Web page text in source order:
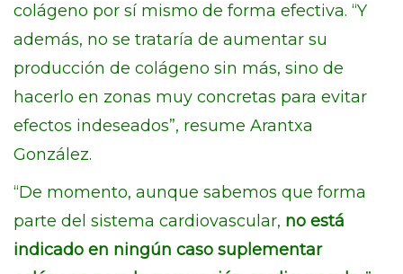
colágeno por sí mismo de forma efectiva. “Y
además, no se trataría de aumentar su
producción de colágeno sin más, sino de
hacerlo en zonas muy concretas para evitar
efectos indeseados”, resume Arantxa
González.
“De momento, aunque sabemos que forma
parte del sistema cardiovascular, no está
indicado en ningún caso suplementar